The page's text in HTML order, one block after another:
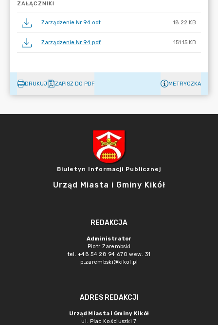
ZAŁĄCZNIKI
Zarządzenie Nr 94.odt 18.22 KB
Zarządzenie Nr 94.pdf 151.15 KB
DRUKUJ ZAPISZ DO PDF METRYCZKA
Biuletyn Informacji Publicznej
Urząd Miasta i Gminy Kikół
REDAKCJA
Administrator
Piotr Zarembski
tel. +48 54 28 94 670 wew. 31
p.zarembski@kikol.pl
ADRES REDAKCJI
Urząd Miasta i Gminy Kikół
ul. Plac Kościuszki 7